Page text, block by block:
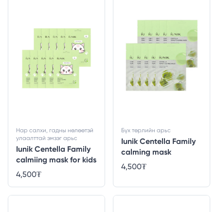
Iunik Centella Family
calmiing mask for kids
Нар салхи, гадны нөлөөтэй
улаалттай эмзэг арьс
4,500₮
Iunik Centella Family
calming mask
Бүх төрлийн арьс
4,500₮